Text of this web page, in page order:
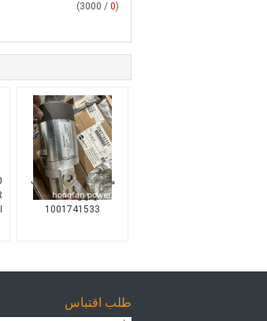
(
0
/ 3000)
مضخة زيت المحركات
بودوين 16M33
1001741533
طلب اقتباس